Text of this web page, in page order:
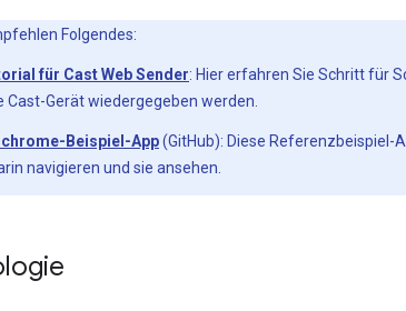
Folgendes:
für Cast Web Sender: Hier erfahren Sie Schritt für
Cast-Gerät wiedergegeben werden.
chrome-Beispiel-App(GitHub): Diese Referenzbeispiel-
navigieren und sie ansehen.